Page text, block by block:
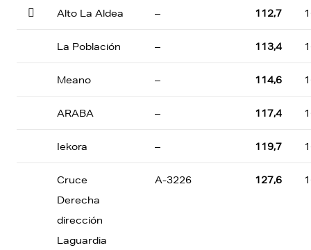
 Alto La Aldea – 112,7
La Población – 113,4
Meano – 114,6
ARABA – 117,4
Iekora – 119,7
Cruce
Derecha
dirección
Laguardia
A-3226 127,6